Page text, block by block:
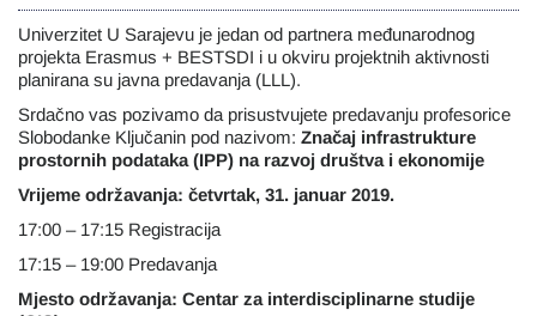
Univerzitet U Sarajevu je jedan od partnera međunarodnog
projekta Erasmus + BESTSDI i u okviru projektnih aktivnosti
planirana su javna predavanja (LLL).
Srdačno vas pozivamo da prisustvujete predavanju profesorice
Slobodanke Ključanin pod nazivom: Značaj infrastrukture
prostornih podataka (IPP) na razvoj društva i ekonomije
Vrijeme održavanja: četvrtak, 31. januar 2019.
17:00 – 17:15 Registracija
17:15 – 19:00 Predavanja
Mjesto održavanja: Centar za interdisciplinarne studije